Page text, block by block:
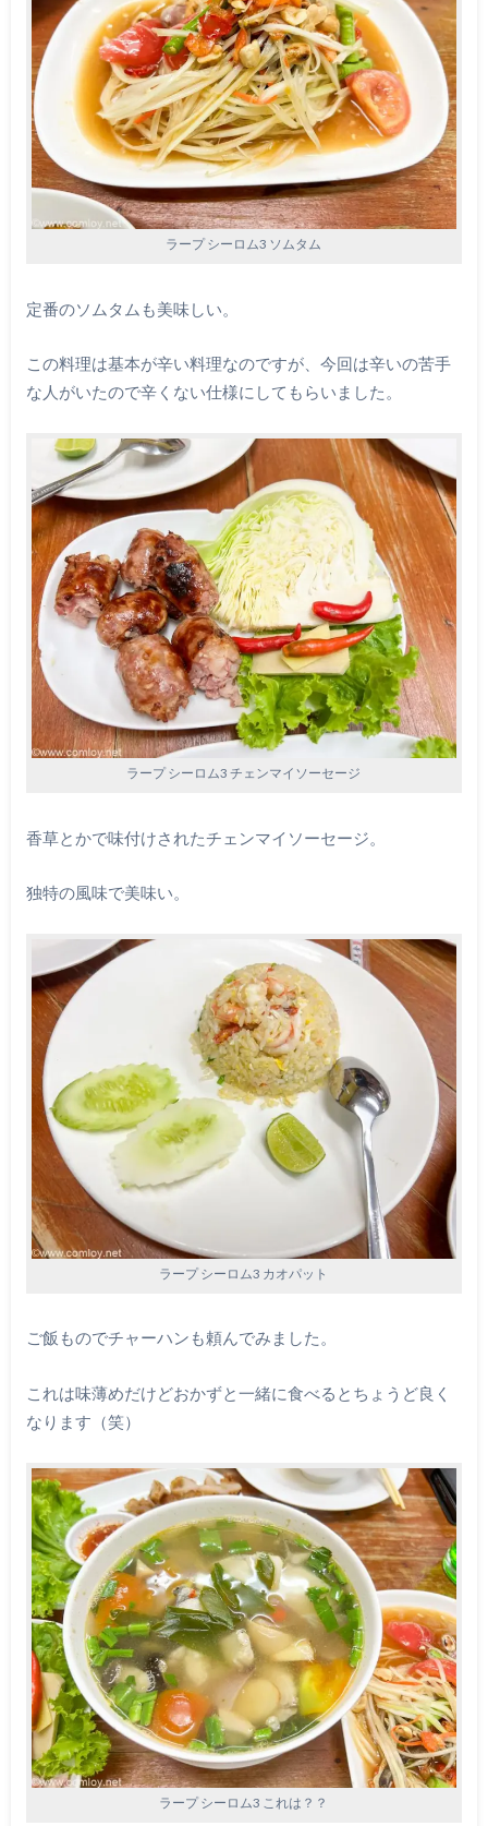
ラープ シーロム3 ソムタム
定番のソムタムも美味しい。
この料理は基本が辛い料理なのですが、今回は辛いの苦手
な人がいたので辛くない仕様にしてもらいました。
ラープ シーロム3 チェンマイソーセージ
香草とかで味付けされたチェンマイソーセージ。
独特の風味で美味い。
ラープ シーロム3 カオパット
ご飯ものでチャーハンも頼んでみました。
これは味薄めだけどおかずと一緒に食べるとちょうど良く
なります（笑）
ラープ シーロム3 これは？？